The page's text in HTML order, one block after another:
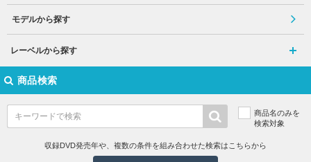
モデルから探す
レーベルから探す
商品検索
商品名のみを
検索対象
収録DVD発売年や、複数の条件を組み合わせた検索はこちらから